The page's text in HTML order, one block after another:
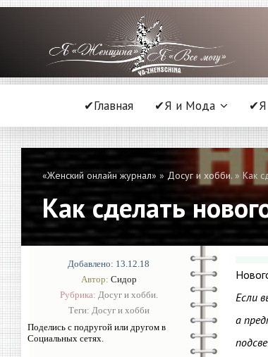
✔Главная ✔Я и Мода ✔Я
«Женский онлайн журнал» » Досуг и хобби. » Как
Как сделать
Добавлено: 13.12.18
Автор: Сидор
Рубрика: Досуг и хобби.
Теги: Досуг и хобби
Поделись с подругой или другом в
Социальных сетях.
Если
а